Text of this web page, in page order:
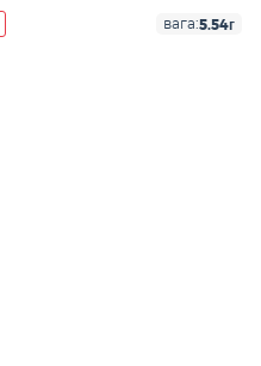
вага:5.54г